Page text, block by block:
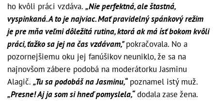
ho kvôli práci vzdáva. „Nie perfektná, ale štastná,
vyspinkaná. A to je najviac. Mať pravidelný spánkový režim
je pre mňa veľmi dôležitá rutina, ktorá ak má ísť bokom kvôli
práci, ťažko sa jej na čas vzdávam,"pokračovala. No a
pozornejšiemu oku jej fanúšikov neuniklo, že sa na
najnovšom zábere podobá na moderátorku Jasminu
Alagič. „Tu sa podobáš na Jasminu,“poznamel istý muž.
„Presne! Aj ja som si hneď pomyslela,“dodala zase žena.